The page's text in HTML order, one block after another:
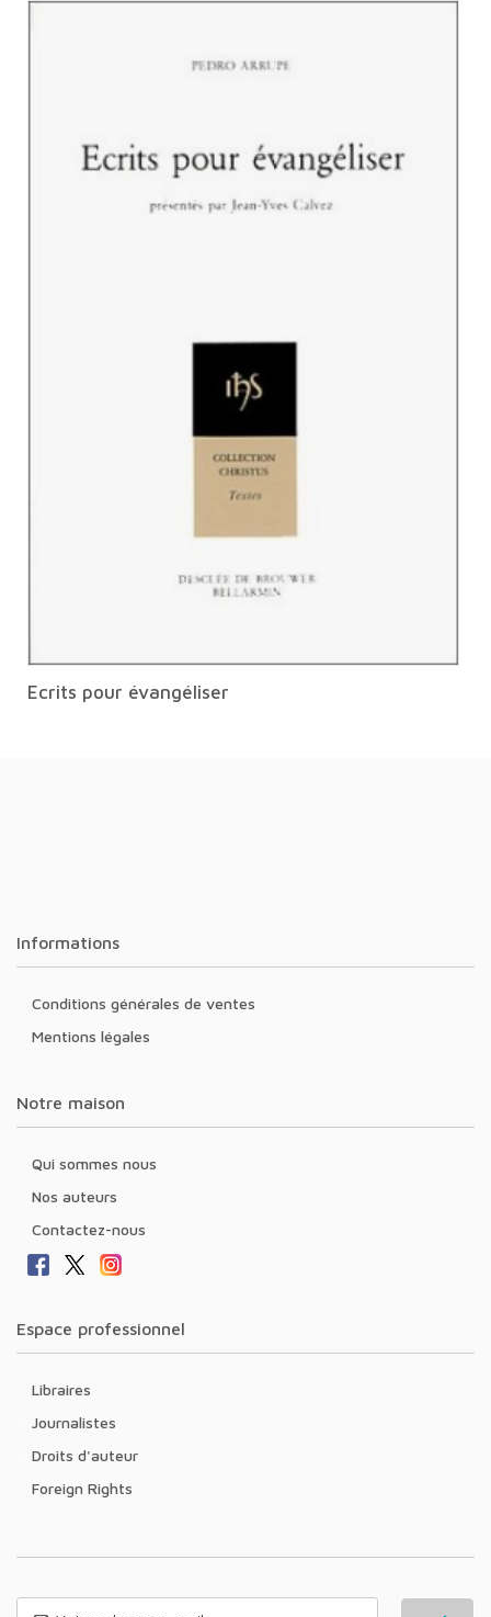
Ecrits pour évangéliser
Informations
Conditions générales de ventes
Mentions légales
Notre maison
Qui sommes nous
Nos auteurs
Contactez-nous
Espace professionnel
Libraires
Journalistes
Droits d'auteur
Foreign Rights